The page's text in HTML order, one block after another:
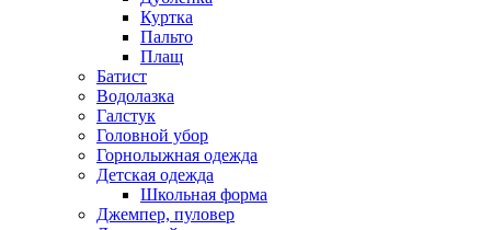
Куртка
Пальто
Плащ
Батист
Водолазка
Галстук
Головной убор
Горнолыжная одежда
Детская одежда
Школьная форма
Джемпер, пуловер